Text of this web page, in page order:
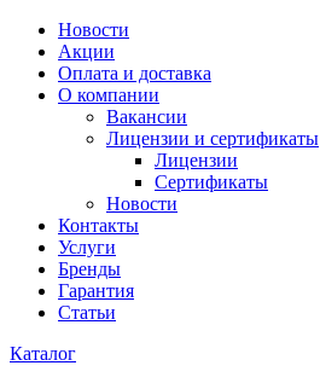
Новости
Акции
Оплата и доставка
О компании
Вакансии
Лицензии и сертификаты
Лицензии
Сертификаты
Новости
Контакты
Услуги
Бренды
Гарантия
Статьи
Каталог